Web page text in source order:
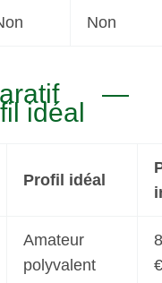
Non
—
idéal
Profil idéal
Amateur
polyvalent
€